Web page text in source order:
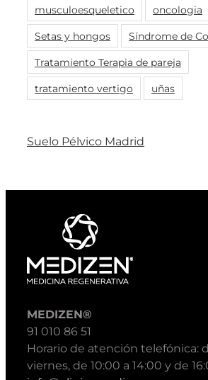
musculoesqueletico oncologia
Setas y hongos Síndrome de
Tratamiento Terapia de pareja
tratamiento vertigo uñas
Suelo Pélvico Madrid
MEDIZEN®
91 010 86 51
Horario de atención telefónica:
viernes, de 10:00 a 14:00 y de